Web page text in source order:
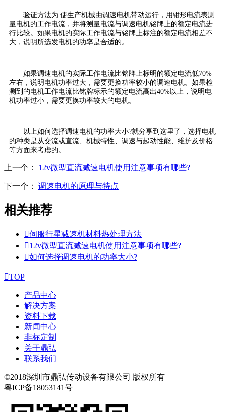
验证方法为:使生产机械由调速电机带动运行，用钳形电流表测
量电机的工作电流，并将测量电流与调速电机铭牌上的额定电流进
行比较。如果电机的实际工作电流与铭牌上标注的额定电流相差不
大，说明所选发电机的功率是合适的。
如果调速电机的实际工作电流比铭牌上标明的额定电流低70%
左右，说明电机功率过大，需要更换功率较小的调速电机。如果检
测到的电机工作电流比铭牌标示的额定电流高出40%以上，说明电
机功率过小，需要更换功率较大的电机。
以上如何选择调速电机的功率大小?就分享到这里了，选择电机
的种类是从交流或直流、机械特性、调速与起动性能、维护及价格
等方面来考虑的。
上一个： 12v微型直流减速电机使用注意事项有哪些?
下一个： 调速电机的原理与特点
相关推荐
伺服行星减速机材料热处理方法
12v微型直流减速电机使用注意事项有哪些?
如何选择调速电机的功率大小?
TOP
产品中心
解决方案
资料下载
新闻中心
非标定制
关于鼎弘
联系我们
©2018深圳市鼎弘传动设备有限公司 版权所有
粤ICP备18053141号